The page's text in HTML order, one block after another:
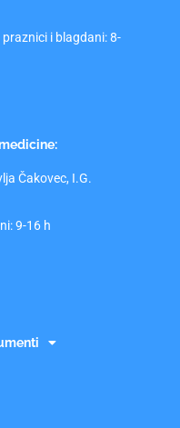
i blagdani: 8-
Čakovec, I.G.
9-16 h